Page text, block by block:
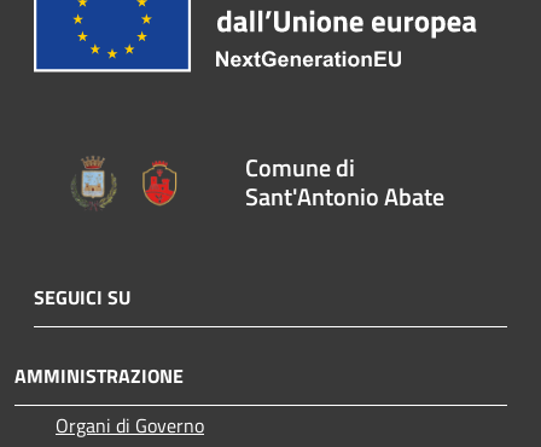
Comune di
Sant'Antonio Abate
SEGUICI SU
AMMINISTRAZIONE
Organi di Governo